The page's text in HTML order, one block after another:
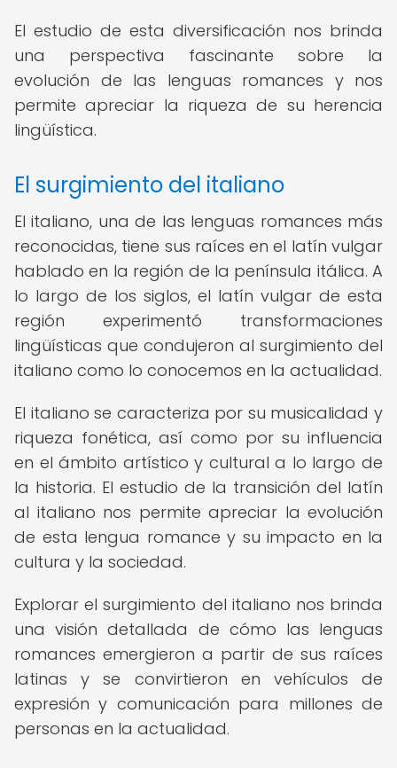
El estudio de esta diversificación nos brinda
una perspectiva fascinante sobre la
evolución de las lenguas romances y nos
permite apreciar la riqueza de su herencia
lingüística.
El surgimiento del italiano
El italiano, una de las lenguas romances más
reconocidas, tiene sus raíces en el latín vulgar
hablado en la región de la península itálica. A
lo largo de los siglos, el latín vulgar de esta
región experimentó transformaciones
lingüísticas que condujeron al surgimiento del
italiano como lo conocemos en la actualidad.
El italiano se caracteriza por su musicalidad y
riqueza fonética, así como por su influencia
en el ámbito artístico y cultural a lo largo de
la historia. El estudio de la transición del latín
al italiano nos permite apreciar la evolución
de esta lengua romance y su impacto en la
cultura y la sociedad.
Explorar el surgimiento del italiano nos brinda
una visión detallada de cómo las lenguas
romances emergieron a partir de sus raíces
latinas y se convirtieron en vehículos de
expresión y comunicación para millones de
personas en la actualidad.